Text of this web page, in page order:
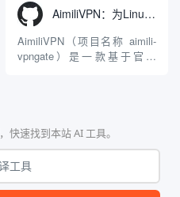
动Seed 3D两大行业领先的AI
模型架构，致力于帮助用户无
需掌握复杂的3D拓扑知识或昂
贵的专业软件，即可在...
AimiliVPN：为Linux提供纯净出站家庭IP的VPN代理网关
AimiliVPN（项目名称 aimili-
vpngate）是一款基于官方
纯 Python 标准库编写，用户
无需安装...
，快速找到本站 AI 工具。